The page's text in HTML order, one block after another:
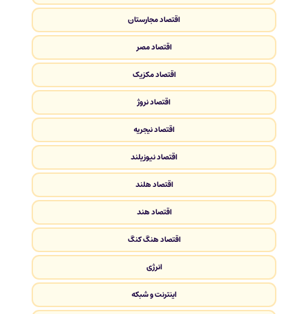
اقتصاد مجارستان
اقتصاد مصر
اقتصاد مکزیک
اقتصاد نروژ
اقتصاد نیجریه
اقتصاد نیوزیلند
اقتصاد هلند
اقتصاد هند
اقتصاد هنگ کنگ
انرژی
اینترنت و شبکه